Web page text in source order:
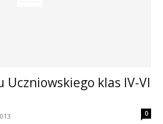
Uczniowskiego klas IV-VI
0